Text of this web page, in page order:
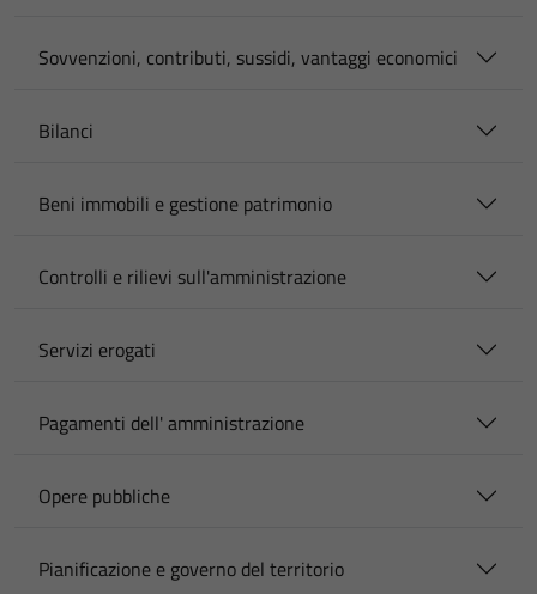
Sovvenzioni, contributi, sussidi, vantaggi economici
Bilanci
Beni immobili e gestione patrimonio
Controlli e rilievi sull'amministrazione
Servizi erogati
Pagamenti dell' amministrazione
Opere pubbliche
Pianificazione e governo del territorio